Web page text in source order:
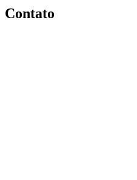
Contato